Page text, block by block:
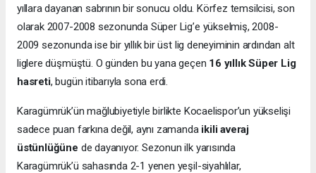
yıllara dayanan sabrının bir sonucu oldu. Körfez temsilcisi, son
olarak 2007-2008 sezonunda Süper Lig’e yükselmiş, 2008-
2009 sezonunda ise bir yıllık bir üst lig deneyiminin ardından alt
liglere düşmüştü. O günden bu yana geçen 16 yıllık Süper Lig
hasreti, bugün itibarıyla sona erdi.
Karagümrük’ün mağlubiyetiyle birlikte Kocaelispor’un yükselişi
sadece puan farkına değil, aynı zamanda ikili averaj
üstünlüğüne de dayanıyor. Sezonun ilk yarısında
Karagümrük’ü sahasında 2-1 yenen yeşil-siyahlılar,